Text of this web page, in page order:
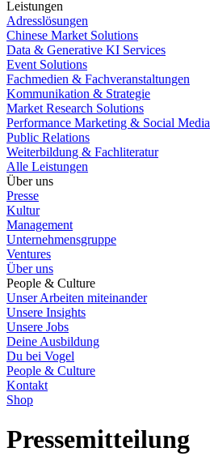
Leistungen
Adresslösungen
Chinese Market Solutions
Data & Generative KI Services
Event Solutions
Fachmedien & Fachveranstaltungen
Kommunikation & Strategie
Market Research Solutions
Performance Marketing & Social Media
Public Relations
Weiterbildung & Fachliteratur
Alle Leistungen
Über uns
Presse
Kultur
Management
Unternehmensgruppe
Ventures
Über uns
People & Culture
Unser Arbeiten miteinander
Unsere Insights
Unsere Jobs
Deine Ausbildung
Du bei Vogel
People & Culture
Kontakt
Shop
Pressemitteilung